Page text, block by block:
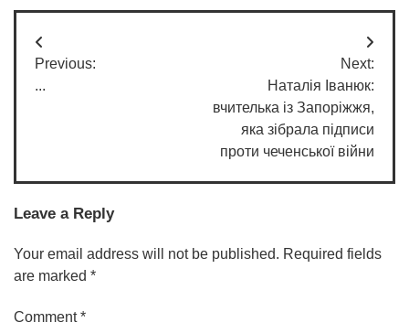
Post
Previous:
...
Next:
Наталія Іванюк:
вчителька із Запоріжжя,
яка зібрала підписи
проти чеченської війни
Leave a Reply
Your email address will not be published. Required fields
are marked *
Comment*